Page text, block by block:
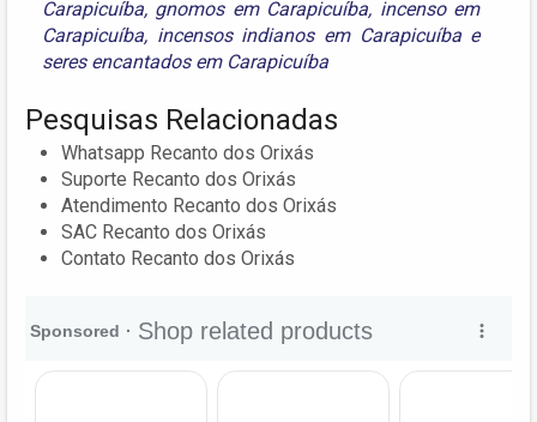
Carapicuíba, gnomos em Carapicuíba, incenso em
Carapicuíba, incensos indianos em Carapicuíbae
seres encantados em Carapicuíba
Pesquisas Relacionadas
Whatsapp Recanto dos Orixás
Suporte Recanto dos Orixás
Atendimento Recanto dos Orixás
SAC Recanto dos Orixás
Contato Recanto dos Orixás